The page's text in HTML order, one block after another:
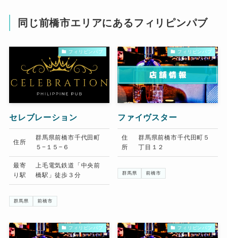
同じ前橋市エリアにあるフィリピンパブ
フィリピンパブ
セレブレーション
住所
群馬県前橋市千代田町
５−１５−６
最寄
り駅
上毛電気鉄道「中央前
橋駅」徒歩３分
群馬県 前橋市
フィリピンパブ
ファイヴスター
住
所
群馬県前橋市千代田町５
丁目１２
群馬県 前橋市
フィリピンパブ フィリピンパブ